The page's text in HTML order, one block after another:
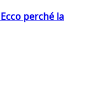
perché la